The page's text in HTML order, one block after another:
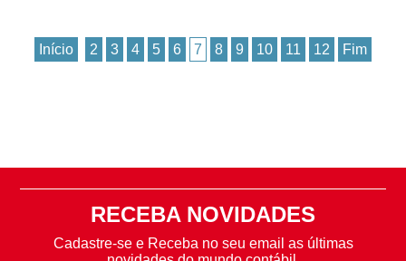
Início 2 3 4 5 6 7 8 9 10 11 12 Fim
RECEBA NOVIDADES
Cadastre-se e Receba no seu email as últimas